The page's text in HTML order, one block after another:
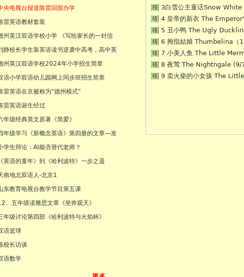
央电视台报道陈雷回国办学
雷英语教材套装
州英汉双语学校小学 《写给家长的一封信
静校长学生靠英语读书逆袭中高考，高中英
州英汉双语学校2024年小学招生简章
语小学双语幼儿园网上同步班招生简章
雷英语在京被称为"德州模式"
雷英语诞生经过
年级经典英文原著《简爱》
年级学习《新概念英语》第四册的文章—发
学生辩论：AI能否替代老师？
《英语的童年》到《哈利波特》一步之遥
南地北双语人-北京1
东教育电视台教学节目第五课
、五年级读雅思文章《坐井观天》
年级讨论第四部《哈利波特与火焰杯》
语篮球
校长访谈
语数学
3白雪公主童话Snow
4 皇帝的新衣 The
5 丑小鸭 The Ugly
6 拇指姑娘 Thumbelina（
7 小美人鱼 The Little
8 夜莺 The Nightngale (9/
9 卖火柴的小女孩 The